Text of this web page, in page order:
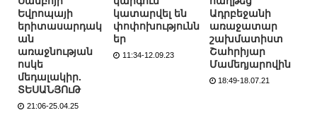
Եվրոպայի
երիտասարդակ
ան
առաջնության
ոսկե
մեդալակիր.
ՏԵՍԱՆՅՈւԹ
21:06-25.04.25
կատարվել են
փոփոխությունն
եր
11:34-12.09.23
Ադրբեջանի
առաջատար
շախմատիստ
Շահրիյար
Մամեդյարովին
18:49-18.07.21